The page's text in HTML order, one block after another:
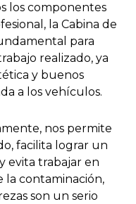
los componentes
la Cabina de
para
realizado, ya
y buenos
a los vehículos.
nos permite
facilita lograr un
evita trabajar en
la contaminación,
son un serio